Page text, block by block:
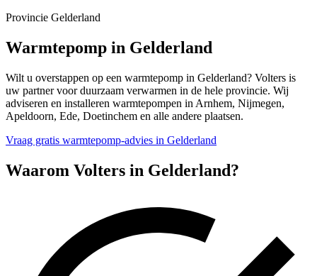
Provincie Gelderland
Warmtepomp in Gelderland
Wilt u overstappen op een warmtepomp in Gelderland? Volters is
uw partner voor duurzaam verwarmen in de hele provincie. Wij
adviseren en installeren warmtepompen in Arnhem, Nijmegen,
Apeldoorn, Ede, Doetinchem en alle andere plaatsen.
Vraag gratis warmtepomp-advies in Gelderland
Waarom Volters in Gelderland?